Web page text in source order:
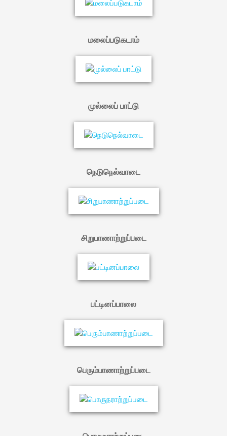
மலைப்படுகடாம்
முல்லைப் பாட்டு
நெடுநெல்வாடை
சிறுபாணாற்றுப்படை
பட்டினப்பாலை
பெரும்பாணாற்றுப்படை